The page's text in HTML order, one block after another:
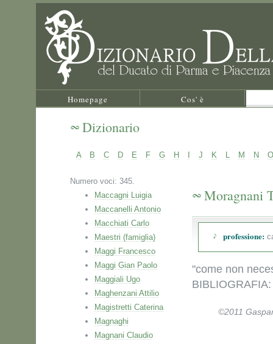
Homepage Cos' è
Dizionario
A B C D E F G H J K L M N O
Numero voci: 345.
Maccagni Luigia
Maccanelli Antonio
Macchiati Carlo
Maestri (famiglia)
Maggi Francesco
Maggi Gian Paolo
Maggiali Ugo
Maghenzani Attilio
Magistretti Caterina
Magnaghi
Magnani Claudio
Moragnani
professione:
"come non
©2011